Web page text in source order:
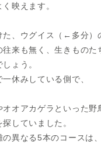
映えます。
た、ウグイス（←多分）
来も無く、生きものた
ょう。
休みしている側で、
オアカゲラといった野
していました。
異なる5本のコースは